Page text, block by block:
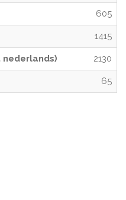
605
1415
2130
65